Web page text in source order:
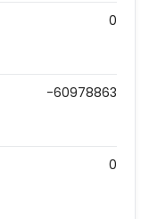
0
-60978863
0